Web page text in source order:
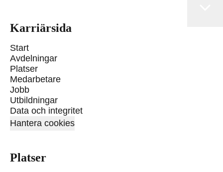
Karriärsida
Start
Avdelningar
Platser
Medarbetare
Jobb
Utbildningar
Data och integritet
Hantera cookies
Platser